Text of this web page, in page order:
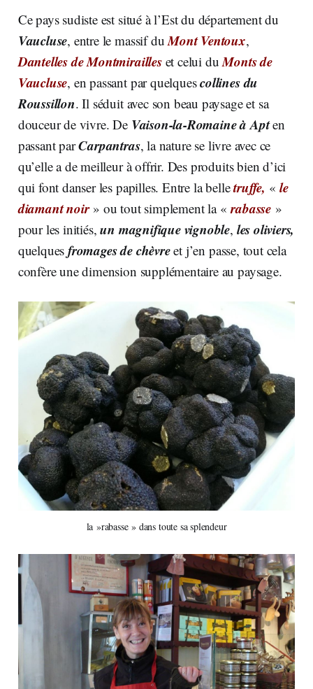
Ce pays sudiste est situé à l’Est du département du
Vaucluse, entre le massif duMont Ventoux,
Dantelles de Montmirailleset celui duMonts de
Vaucluse, en passant par quelquescollines du
Roussillon. Il séduit avec son beau paysage et sa
douceur de vivre. De Vaison-la-Romaine à Apten
passant parCarpantras, la nature se livre avec ce
qu’elle a de meilleur à offrir. Des produits bien d’ici
qui font danser les papilles. Entre la belletruffe, «le
diamant noir» ou tout simplement la «rabasse»
pour les initiés, un magnifique vignoble, les oliviers,
quelques fromages de chèvreet j’en passe, tout cela
confère une dimension supplémentaire au paysage.
la »rabasse » dans toute sa splendeur